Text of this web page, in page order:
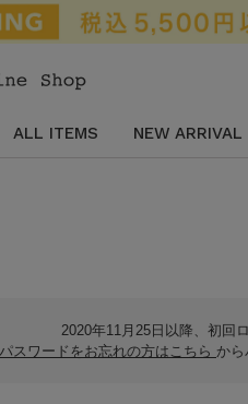
ALL ITEMS NEW ARRIVAL
2020年11月25日以降、初回
パスワードをお忘れの方はこちら から